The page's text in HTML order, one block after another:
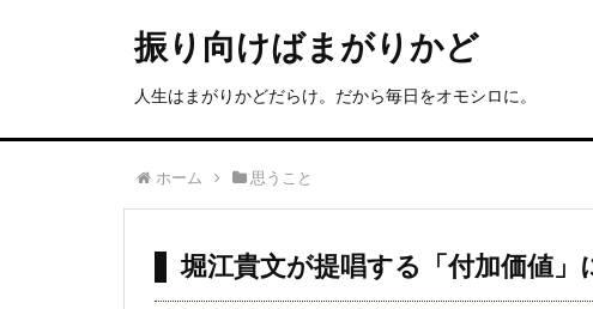
振り向けばまがりかど
人生はまがりかどだらけ。だから毎日をオモシロに。
ホーム 思うこと
堀江貴文が提唱する「付加価値